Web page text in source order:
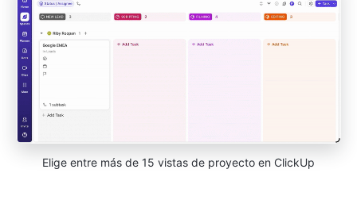
Elige entre más de 15 vistas de proyecto en ClickUp